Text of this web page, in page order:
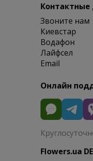
Звоните нам
Киевстар
Водафон
Лайфсел
Email
Онлайн
Flowers.ua